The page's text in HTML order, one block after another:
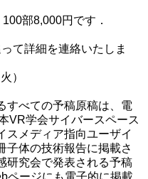
部8,000円です．
て詳細を連絡いたしま
）
すべての予稿原稿は、電
VR学会サイバースペース
スメディア指向ユーザイ
子体の技術報告に掲載さ
研究会で発表される予稿
ページにも電子的に掲載